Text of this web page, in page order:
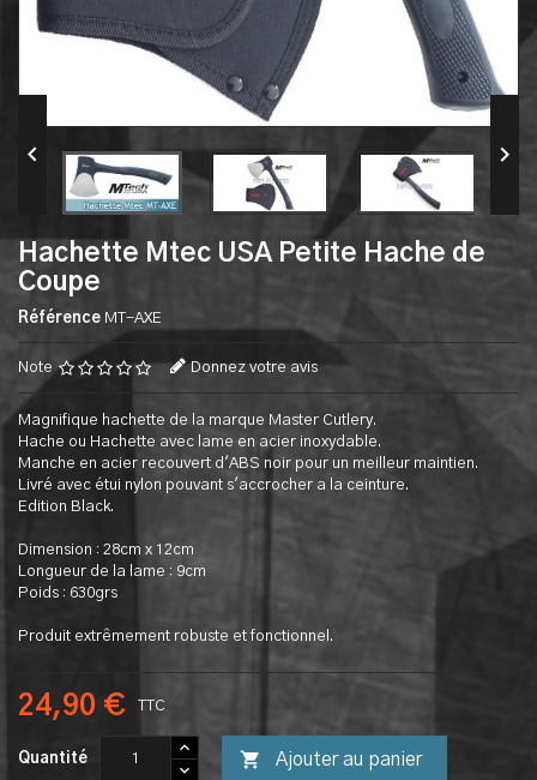
 
Hachette Mtec USA Petite Hache de
Coupe
Référence MT-AXE
Note Donnez votre avis
Magnifique hachette de la marque Master Cutlery.
Hache ou Hachette avec lame en acier inoxydable.
Manche en acier recouvert d'ABS noir pour un meilleur maintien.
Livré avec étui nylon pouvant s'accrocher a la ceinture.
Edition Black.
Dimension : 28cm x 12cm
Longueur de la lame : 9cm
Poids : 630grs
Produit extrêmement robuste et fonctionnel.
24,90 € TTC
Quantité  Ajouter au panier